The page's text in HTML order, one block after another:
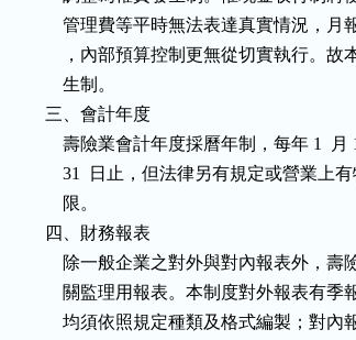
管理費等平時無法表達真實情況，
，內部預算控制更無從切實執行。
              生制。
          三、會計年度
壽險業會計年度採曆年制，每年 1  月
31  日止，但法律另有規定或營業
              限。
          四、財務報表
除一般企業之對外與對內報表外，
關監理用報表。本制度對外報表有
均須依照規定種類及格式編製；對